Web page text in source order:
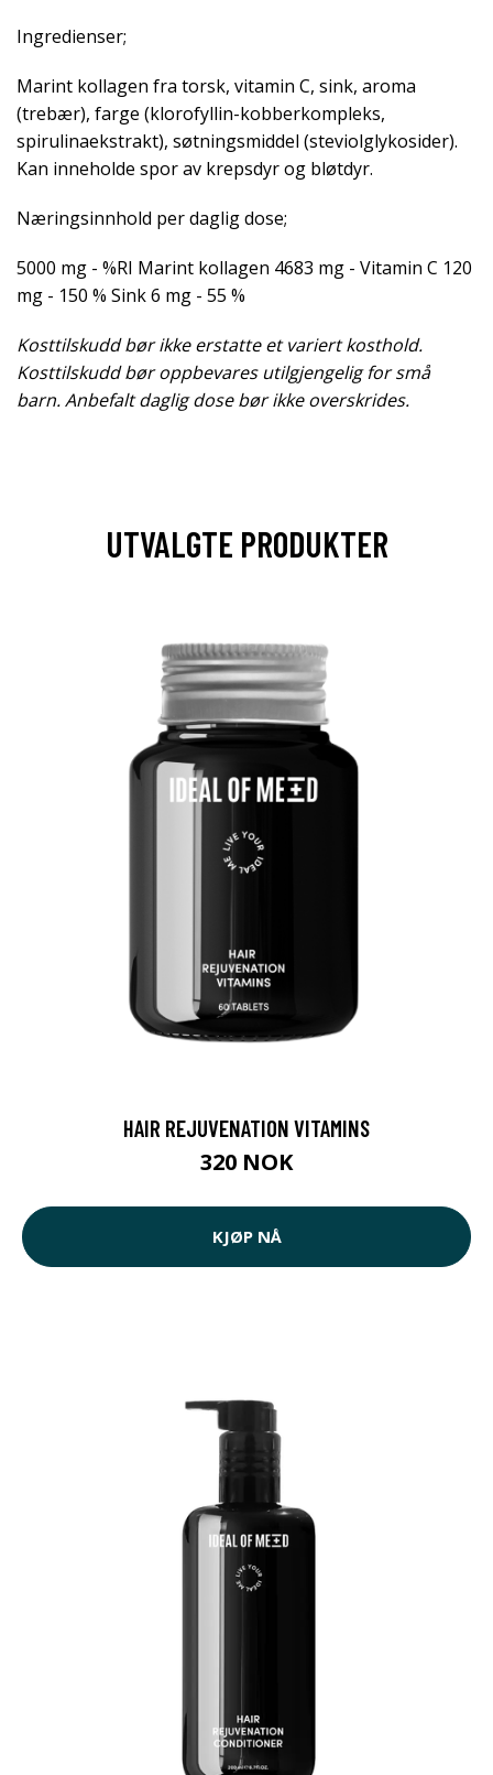
Ingredienser;
Marint kollagen fra torsk, vitamin C, sink, aroma
(trebær), farge (klorofyllin-kobberkompleks,
spirulinaekstrakt), søtningsmiddel (steviolglykosider).
Kan inneholde spor av krepsdyr og bløtdyr.
Næringsinnhold per daglig dose;
5000 mg - %RI Marint kollagen 4683 mg - Vitamin C 120
mg - 150 % Sink 6 mg - 55 %
Kosttilskudd bør ikke erstatte et variert kosthold.
Kosttilskudd bør oppbevares utilgjengelig for små
barn. Anbefalt daglig dose bør ikke overskrides.
UTVALGTE PRODUKTER
HAIR REJUVENATION VITAMINS
320 NOK
KJØP NÅ